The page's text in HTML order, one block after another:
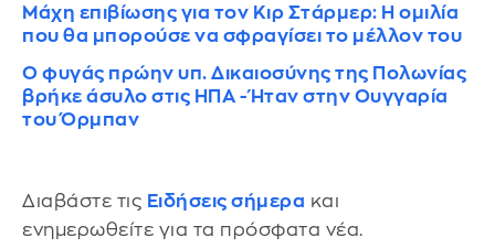
Μάχη επιβίωσης για τον Κιρ Στάρμερ: Η ομιλία
που θα μπορούσε να σφραγίσει το μέλλον του
O φυγάς πρώην υπ. Δικαιοσύνης της Πολωνίας
βρήκε άσυλο στις ΗΠΑ - Ήταν στην Ουγγαρία
του Όρμπαν
Διαβάστε τις Ειδήσεις σήμερα και
ενημερωθείτε για τα πρόσφατα νέα.